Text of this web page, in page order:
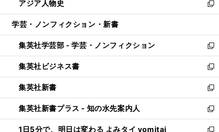
く
で
開
ド
ウ
開
く
ィ
ン
ウ
で
開
く
い
ウ
ン
ド
ウ
で
開
く
アジア人物史
新
し
ウ
ィ
ン
ド
ウ
で
開
く
学芸・ノンフィクション・新書
集英社学芸部 - 学芸・ノンフィクション
新
し
い
ウ
ィ
ン
ド
ウ
で
集英社ビジネス書
新
し
い
ウ
ィ
ン
ド
集英社新書
新
し
い
ウ
集英社新書プラス - 知の水先案内人
新
し
1日5分で、明日は変わる よみタイ yomitai